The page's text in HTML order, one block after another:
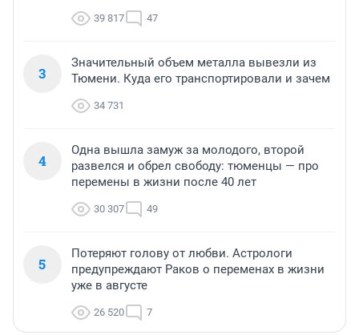
39 817 47
3
Значительный объем металла вывезли из
Тюмени. Куда его транспортировали и зачем
34 731
4
Одна вышла замуж за молодого, второй
развелся и обрел свободу: тюменцы — про
перемены в жизни после 40 лет
30 307 49
5
Потеряют голову от любви. Астрологи
предупреждают Раков о переменах в жизни
уже в августе
26 520 7